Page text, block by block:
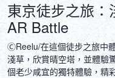
東京徒步之旅
AR Battle
ⒸReelu/在這個徒步之旅中
淺草，欣賞晴空塔，並體驗
個老少咸宜的獨特體驗，精